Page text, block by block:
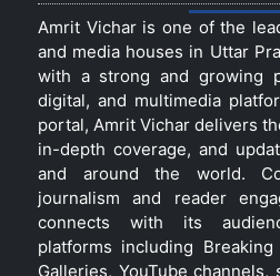
Amrit Vichar is one of the
and media houses in Uttar
with a strong and growing
digital, and multimedia
portal, Amrit Vichar delivers
in-depth coverage, and
and around the world.
journalism and reader
connects with its
platforms including
Galleries, YouTube channels,